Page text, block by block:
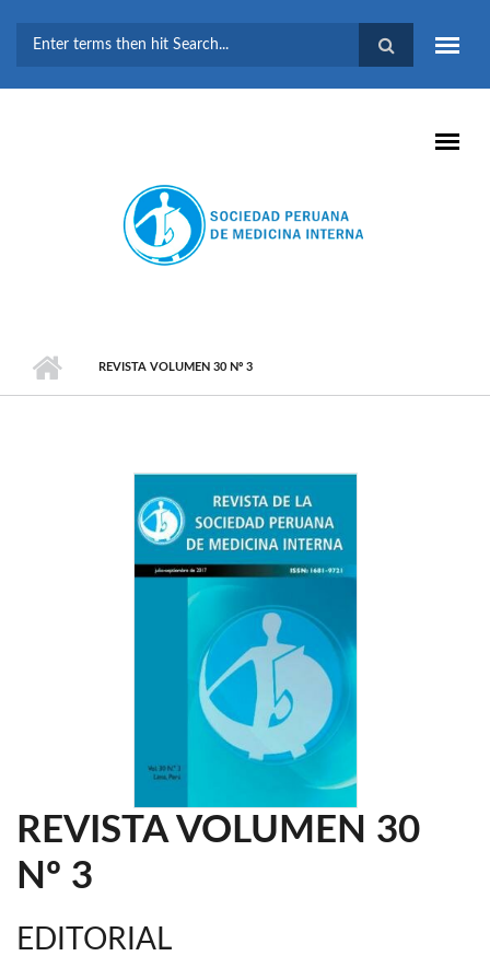
BÚSQUEDA
REVISTA VOLUMEN 30 Nº 3
REVISTA VOLUMEN 30
Nº 3
EDITORIAL